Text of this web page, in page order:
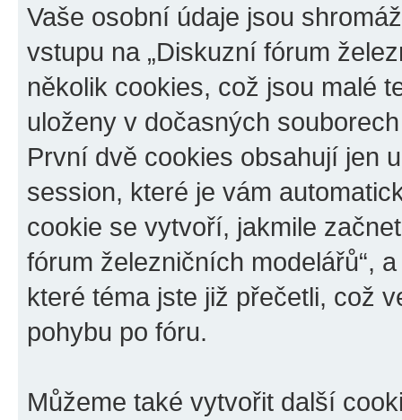
Vaše osobní údaje jsou
vstupu na „Diskuzní fórum
několik cookies, což jsou malé
uloženy v dočasných
První dvě cookies obsahují jen
session, které je vám
cookie se vytvoří, jakmile
fórum železničních modelářů“,
které téma jste již přečetli, což
pohybu po fóru.
Můžeme také vytvořit další